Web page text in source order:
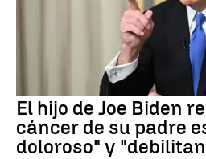
El hijo de Joe Biden
cáncer de su padre
doloroso" y